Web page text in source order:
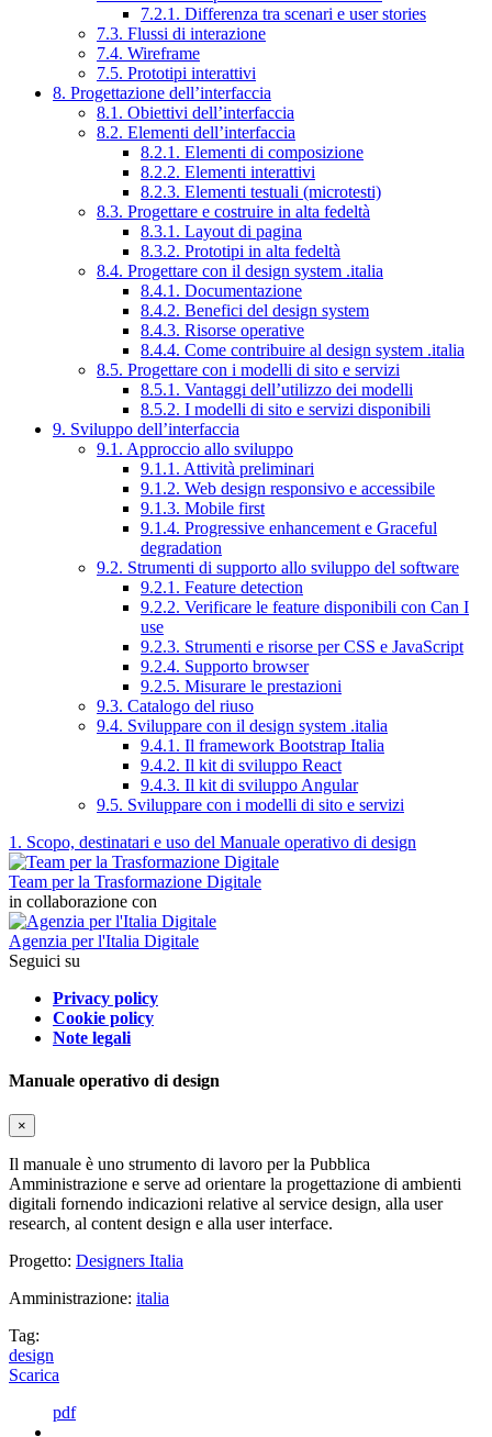
7.2.1. Differenza tra scenari e user stories
7.3. Flussi di interazione
7.4. Wireframe
7.5. Prototipi interattivi
8. Progettazione dell’interfaccia
8.1. Obiettivi dell’interfaccia
8.2. Elementi dell’interfaccia
8.2.1. Elementi di composizione
8.2.2. Elementi interattivi
8.2.3. Elementi testuali (microtesti)
8.3. Progettare e costruire in alta fedeltà
8.3.1. Layout di pagina
8.3.2. Prototipi in alta fedeltà
8.4. Progettare con il design system .italia
8.4.1. Documentazione
8.4.2. Benefici del design system
8.4.3. Risorse operative
8.4.4. Come contribuire al design system .italia
8.5. Progettare con i modelli di sito e servizi
8.5.1. Vantaggi dell’utilizzo dei modelli
8.5.2. I modelli di sito e servizi disponibili
9. Sviluppo dell’interfaccia
9.1. Approccio allo sviluppo
9.1.1. Attività preliminari
9.1.2. Web design responsivo e accessibile
9.1.3. Mobile first
9.1.4. Progressive enhancement e Graceful
degradation
9.2. Strumenti di supporto allo sviluppo del software
9.2.1. Feature detection
9.2.2. Verificare le feature disponibili con Can I
use
9.2.3. Strumenti e risorse per CSS e JavaScript
9.2.4. Supporto browser
9.2.5. Misurare le prestazioni
9.3. Catalogo del riuso
9.4. Sviluppare con il design system .italia
9.4.1. Il framework Bootstrap Italia
9.4.2. Il kit di sviluppo React
9.4.3. Il kit di sviluppo Angular
9.5. Sviluppare con i modelli di sito e servizi
1. Scopo, destinatari e uso del Manuale operativo di design
Team per la Trasformazione Digitale
in collaborazione con
Agenzia per l'Italia Digitale
Seguici su
Privacy policy
Cookie policy
Note legali
Manuale operativo di design
×
Il manuale è uno strumento di lavoro per la Pubblica
Amministrazione e serve ad orientare la progettazione di ambienti
digitali fornendo indicazioni relative al service design, alla user
research, al content design e alla user interface.
Progetto: Designers Italia
Amministrazione: italia
Tag:
design
Scarica
pdf